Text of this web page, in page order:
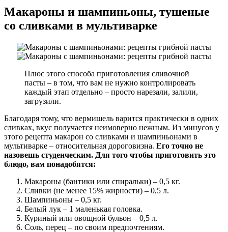
Макароны и шампиньоны, тушеные
со сливками в мультиварке
Плюс этого способа приготовления сливочной
пасты – в том, что вам не нужно контролировать
каждый этап отдельно – просто нарезали, залили,
загрузили.
Благодаря тому, что вермишель варится практически в одних
сливках, вкус получается неимоверно нежным. Из минусов у
этого рецепта макарон со сливками и шампиньонами в
мультиварке – относительная дороговизна. Его точно не
назовешь студенческим. Для того чтобы приготовить это
блюдо, вам понадобятся:
Макароны (бантики или спиральки) – 0,5 кг.
Сливки (не менее 15% жирности) – 0,5 л.
Шампиньоны – 0,5 кг.
Белый лук – 1 маленькая головка.
Куриный или овощной бульон – 0,5 л.
Соль, перец – по своим предпочтениям.